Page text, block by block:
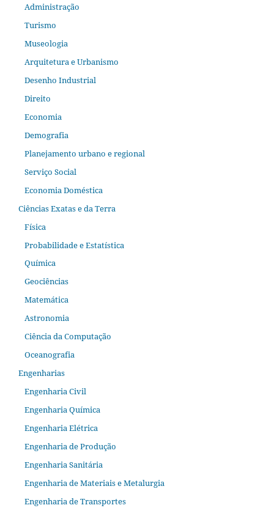
Administração
Turismo
Museologia
Arquitetura e Urbanismo
Desenho Industrial
Direito
Economia
Demografia
Planejamento urbano e regional
Serviço Social
Economia Doméstica
Ciências Exatas e da Terra
Física
Probabilidade e Estatística
Química
Geociências
Matemática
Astronomia
Ciência da Computação
Oceanografia
Engenharias
Engenharia Civil
Engenharia Química
Engenharia Elétrica
Engenharia de Produção
Engenharia Sanitária
Engenharia de Materiais e Metalurgia
Engenharia de Transportes